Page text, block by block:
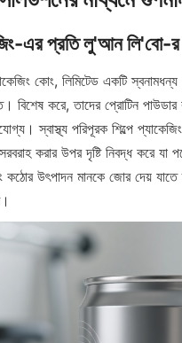
কোং, লিমিটেড একটি স্বনামধন্য
বিশেষ করে, তাদের প্রোটিন
স্বাস্থ্য পরিপূরক শিল্পে
করার উপর দৃষ্টি নিবদ্ধ করে
উৎপাদন মানকে জোর দেয় যাতে